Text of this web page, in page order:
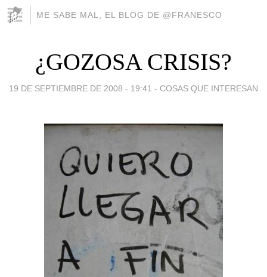
ME SABE MAL, EL BLOG DE @FRANESCO
¿GOZOSA CRISIS?
19 DE SEPTIEMBRE DE 2008 - 19:41 - COSAS QUE INTERESAN